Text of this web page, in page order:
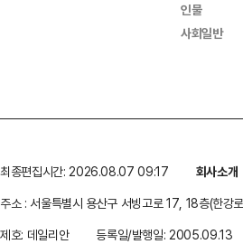
인물
사회일반
최종편집시간: 2026.08.07 09:17 회사소개
주소 : 서울특별시 용산구 서빙고로 17, 18층(한강
제호: 데일리안
등록일/발행일: 2005.09.13